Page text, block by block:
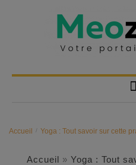
Accueil / Yoga : Tout savoir sur cette
Accueil » Yoga : Tout